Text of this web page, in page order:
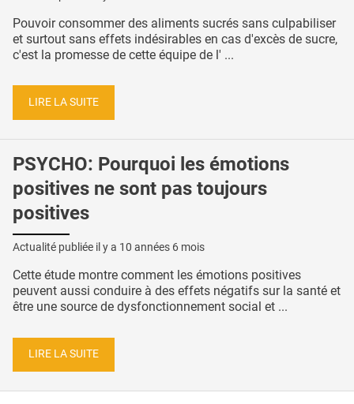
Pouvoir consommer des aliments sucrés sans culpabiliser
et surtout sans effets indésirables en cas d'excès de sucre,
c'est la promesse de cette équipe de l' ...
LIRE LA SUITE
PSYCHO: Pourquoi les émotions
positives ne sont pas toujours
positives
Actualité publiée il y a 10 années 6 mois
Cette étude montre comment les émotions positives
peuvent aussi conduire à des effets négatifs sur la santé et
être une source de dysfonctionnement social et ...
LIRE LA SUITE